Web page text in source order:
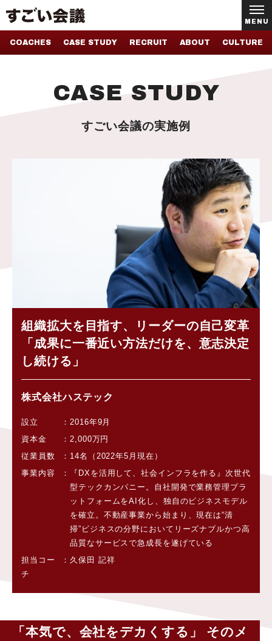
MENU
COACHES CASE STUDY RECRUIT ABOUT CULTURE
CASE STUDY
すごい会議の実施例
組織拡大を目指す、リーダーの自己変革
「成果に一番近い方法だけを、意志決定
し続ける」
株式会社ハステック
設立
2016年9月
資本金
2,000万円
従業員数
14名（2022年5月現在）
事業内容
『DXを活用して、社会インフラを作る』次世代
型テックカンパニー。自社開発で業務管理プラ
ットフォームをAI化し、独自のビジネスモデル
を確立。不動産事業から始まり、現在は“清
掃”ビジネスの分野においてリーズナブルかつ高
品質なサービスで急成長を遂げている
担当コー
チ
久保田 記祥
「本気で、会社をデカくする」 そのメ